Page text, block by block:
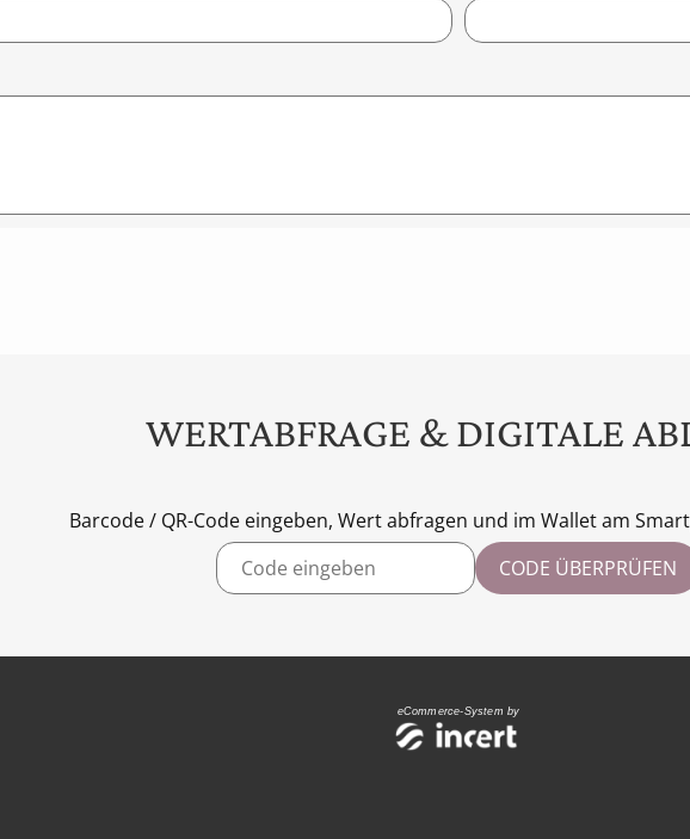
WERTABFRAGE & DIGITALE
Barcode / QR-Code eingeben, Wert abfragen und im Wallet am
CODE ÜBERPRÜFEN
eCommerce-System by